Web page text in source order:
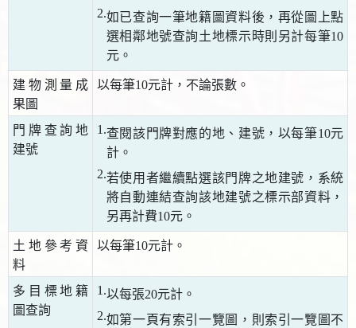
2.如已查詢一筆地籍圖資料後，再從圖上點
選相鄰地號查詢土地標示時則另計每筆10
元。
建物測量成
果圖
以每筆10元計，不論張數。
門牌查詢地
建號
1.查閱該門牌對應的地、建號，以每筆10元
計。
2.若使用者繼續點選該門牌之地建號，系統
將自動連結查詢該地建號之標示部資料，
另再計費10元。
土地參考資
料
以每筆10元計。
多目標地籍
圖查詢
1.以每張20元計。
2.如第一頁有索引一覽圖，則索引一覽圖不